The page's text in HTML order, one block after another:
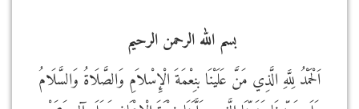
بسم الله الرحمن الرحيم
اَلْحَمْدُ لِلَّهِ الَّذِي مَنَّ عَلَيْنَا بنِعْمَةَ الْإِسْلاَمِ وَالصَّلَاةُ وَالسَّلَامُ